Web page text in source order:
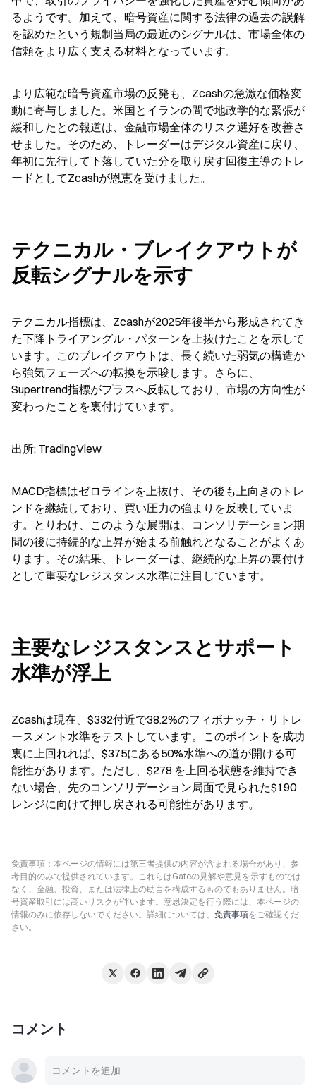
るようです。加えて、暗号資産に関する法律の過去の誤解
を認めたという規制当局の最近のシグナルは、市場全体の
信頼をより広く支える材料となっています。
より広範な暗号資産市場の反発も、Zcashの急激な価格変
動に寄与しました。米国とイランの間で地政学的な緊張が
緩和したとの報道は、金融市場全体のリスク選好を改善さ
せました。そのため、トレーダーはデジタル資産に戻り、
年初に先行して下落していた分を取り戻す回復主導のトレ
ードとしてZcashが恩恵を受けました。
テクニカル・ブレイクアウトが
反転シグナルを示す
テクニカル指標は、Zcashが2025年後半から形成されてき
た下降トライアングル・パターンを上抜けたことを示して
います。このブレイクアウトは、長く続いた弱気の構造か
ら強気フェーズへの転換を示唆します。さらに、
Supertrend指標がプラスへ反転しており、市場の方向性が
変わったことを裏付けています。
出所: TradingView
MACD指標はゼロラインを上抜け、その後も上向きのトレ
ンドを継続しており、買い圧力の強まりを反映していま
す。とりわけ、このような展開は、コンソリデーション期
間の後に持続的な上昇が始まる前触れとなることがよくあ
ります。その結果、トレーダーは、継続的な上昇の裏付け
として重要なレジスタンス水準に注目しています。
主要なレジスタンスとサポート
水準が浮上
Zcashは現在、$332付近で38.2%のフィボナッチ・リトレ
ースメント水準をテストしています。このポイントを成功
裏に上回れれば、$375にある50%水準への道が開ける可
能性があります。ただし、$278 を上回る状態を維持でき
ない場合、先のコンソリデーション局面で見られた$190
レンジに向けて押し戻される可能性があります。
免責事項：本ページの情報には第三者提供の内容が含まれる場合があり、参
考目的のみで提供されています。これらはGateの見解や意見を示すものでは
なく、金融、投資、または法律上の助言を構成するものでもありません。暗
号資産取引には高いリスクが伴います。意思決定を行う際には、本ページの
情報のみに依存しないでください。詳細については、 免責事項をご確認くだ
さい。
コメント